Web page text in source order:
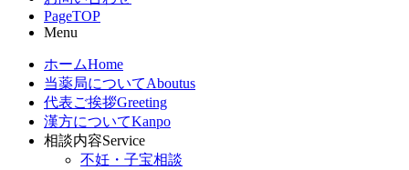
PageTOP
Menu
ホームHome
当薬局についてAboutus
代表ご挨拶Greeting
漢方についてKanpo
相談内容Service
不妊・子宝相談